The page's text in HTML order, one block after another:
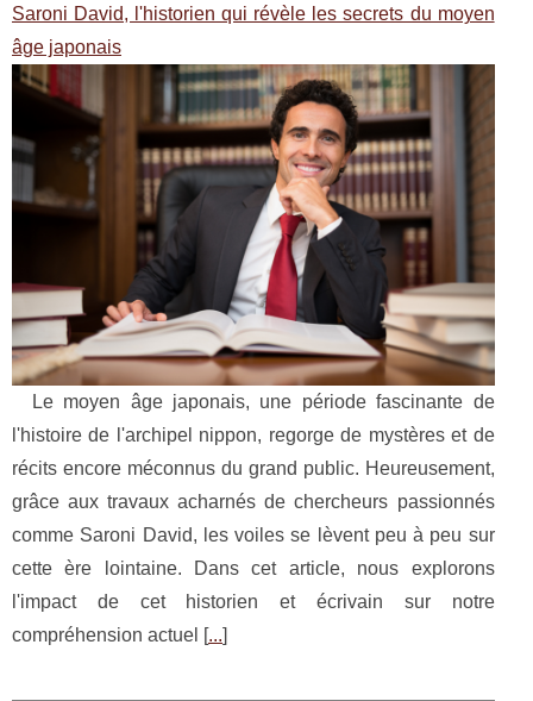
Saroni David, l'historien qui révèle les secrets du moyen
âge japonais
Le moyen âge japonais, une période fascinante de
l'histoire de l'archipel nippon, regorge de mystères et de
récits encore méconnus du grand public. Heureusement,
grâce aux travaux acharnés de chercheurs passionnés
comme Saroni David, les voiles se lèvent peu à peu sur
cette ère lointaine. Dans cet article, nous explorons
l'impact de cet historien et écrivain sur notre
compréhension actuel [...]